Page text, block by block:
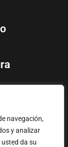
navegación,
y analizar
da su
DERECHOS